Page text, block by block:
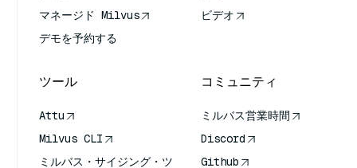
マネージド Milvus
デモを予約する
ビデオ
ツール
Attu
Milvus CLI
ミルバス・サイジング・ツ
コミュニティ
ミルバス営業時間
Discord
Github